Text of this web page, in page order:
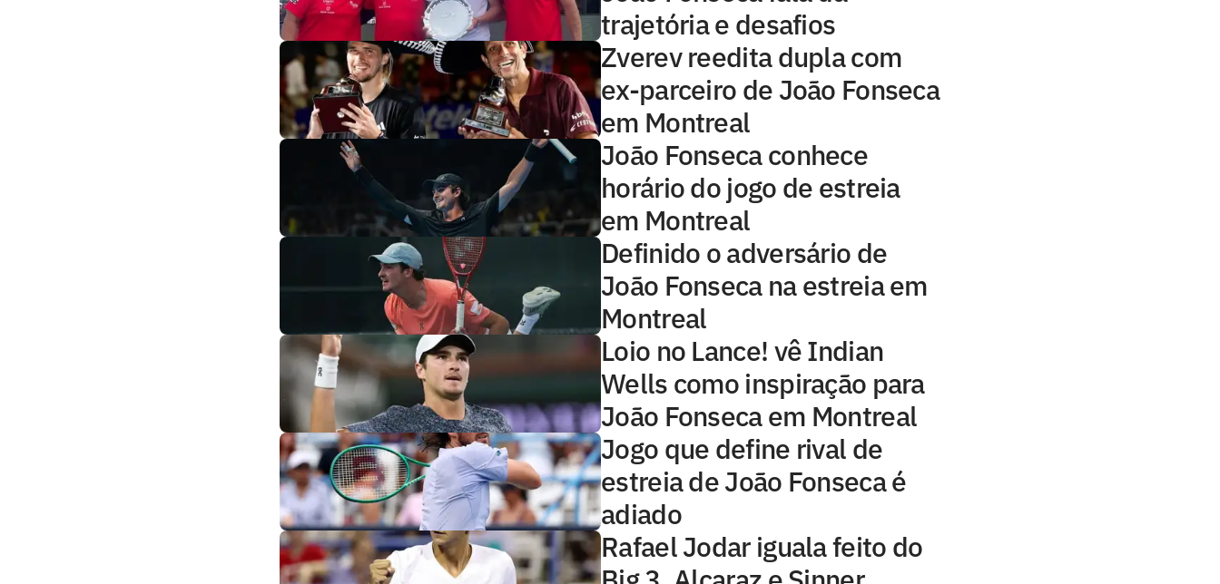
trajetória e desafios
Zverev reedita dupla com
ex-parceiro de João Fonseca
em Montreal
João Fonseca conhece
horário do jogo de estreia
em Montreal
Definido o adversário de
João Fonseca na estreia em
Montreal
Loio no Lance! vê Indian
Wells como inspiração para
João Fonseca em Montreal
Jogo que define rival de
estreia de João Fonseca é
adiado
Rafael Jodar iguala feito do